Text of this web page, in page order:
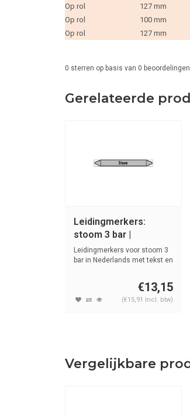
Op rol
127 mm
Op rol
100 mm
Op rol
127 mm
0 sterren op basis van 0 beoordelingen
Gerelateerde
Leidingmerkers:
stoom 3 bar |
Nederlands | Stoom
Leidingmerkers voor stoom 3
bar in Nederlands met tekst en
€13,15
(€15,91 Incl. btw)
Vergelijkbare